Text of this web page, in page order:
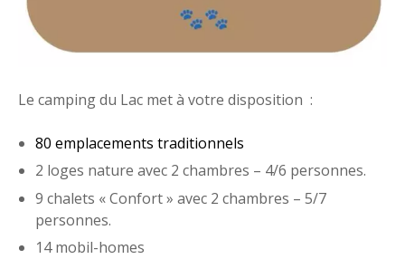
Le camping du Lac met à votre disposition :
80 emplacements traditionnels
2 loges nature avec 2 chambres – 4/6 personnes.
9 chalets « Confort » avec 2 chambres – 5/7
personnes.
14 mobil-homes